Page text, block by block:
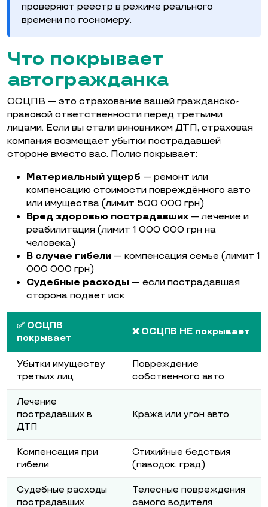
проверяют реестр в режиме реального
времени по госномеру.
Что покрывает
автогражданка
ОСЦПВ — это страхование вашей гражданско-
правовой ответственности перед третьими
лицами. Если вы стали виновником ДТП, страховая
компания возмещает убытки пострадавшей
стороне вместо вас. Полис покрывает:
Материальный ущерб — ремонт или
компенсацию стоимости повреждённого авто
или имущества (лимит 500 000 грн)
Вред здоровью пострадавших — лечение и
реабилитация (лимит 1 000 000 грн на
человека)
В случае гибели — компенсация семье (лимит 1
000 000 грн)
Судебные расходы — если пострадавшая
сторона подаёт иск
✅ ОСЦПВ
покрывает
❌ ОСЦПВ НЕ покрывает
Убытки имуществу
третьих лиц
Повреждение
собственного авто
Лечение
пострадавших в
ДТП
Кража или угон авто
Компенсация при
гибели
Стихийные бедствия
(паводок, град)
Судебные расходы
пострадавших
Телесные повреждения
самого водителя